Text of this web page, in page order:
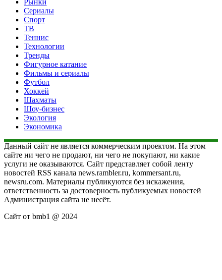
Сериалы
Спорт
ТВ
Теннис
Технологии
Тренды
Фигурное катание
Фильмы и сериалы
Футбол
Хоккей
Шахматы
Шоу-бизнес
Экология
Экономика
Данный сайт не является коммерческим проектом. На этом
сайте ни чего не продают, ни чего не покупают, ни какие
услуги не оказываются. Сайт представляет собой ленту
новостей RSS канала news.rambler.ru, kommersant.ru,
newsru.com. Материалы публикуются без искажения,
ответственность за достоверность публикуемых новостей
Администрация сайта не несёт.
Сайт от bmb1 @ 2024